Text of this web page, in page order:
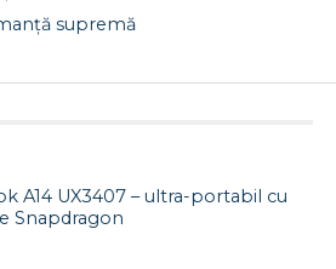
supremă
A14 UX3407 – ultra-portabil cu
Snapdragon